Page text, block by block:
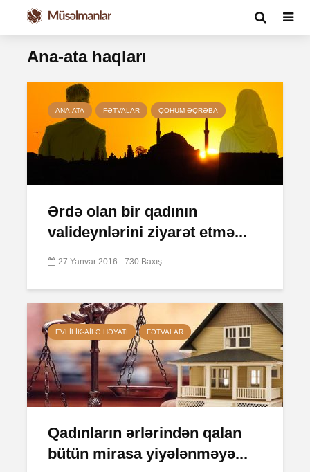
Ana-ata haqları
ANA-ATA FƏTVALAR QOHUM-ƏQRƏBA
Ərdə olan bir qadının
valideynlərini ziyarət etmə...
27 Yanvar 2016 730 Baxış
EVLILIK-AILƏ HƏYATI FƏTVALAR
Qadınların ərlərindən qalan
bütün mirasa yiyələnməyə...